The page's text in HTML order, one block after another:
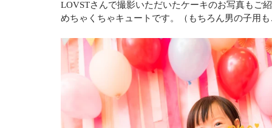
LOVSTさんで撮影いただいたケーキのお写真もご
めちゃくちゃキュートです。（もちろん男の子用